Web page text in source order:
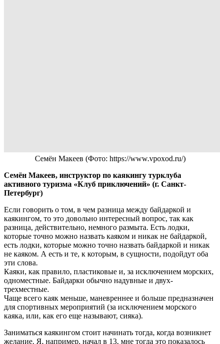
Семён Макеев (Фото: https://www.vpoxod.ru/)
Семён Макеев, инструктор по каякингу турклуба
активного туризма «Клуб приключений» (г. Санкт-
Петербург)
Если говорить о том, в чем разница между байдаркой и
каякингом, то это довольно интересный вопрос, так как
разница, действительно, немного размыта. Есть лодки,
которые точно можно назвать каяком и никак не байдаркой,
есть лодки, которые можно точно назвать байдаркой и никак
не каяком. А есть и те, к которым, в сущности, подойдут оба
эти слова.
Каяки, как правило, пластиковые и, за исключением морских,
одноместные. Байдарки обычно надувные и двух-
трехместные.
Чаще всего каяк меньше, маневреннее и больше предназначен
для спортивных мероприятий (за исключением морского
каяка, или, как его еще называют, сияка).
Заниматься каякингом стоит начинать тогда, когда возникнет
желание. Я, например, начал в 13, мне тогда это показалось